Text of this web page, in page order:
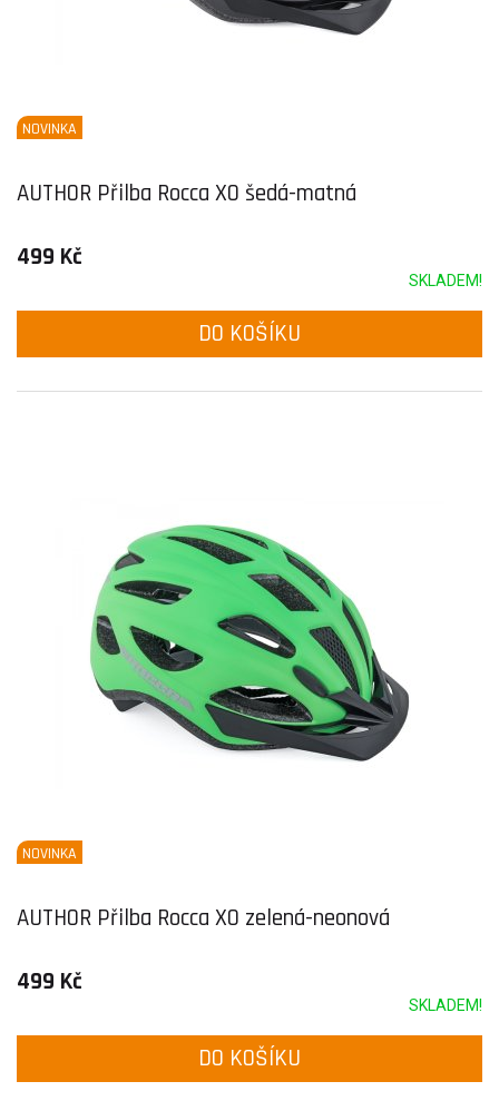
NOVINKA
AUTHOR Přilba Rocca X0 šedá-matná
499 Kč
SKLADEM!
DO KOŠÍKU
NOVINKA
AUTHOR Přilba Rocca X0 zelená-neonová
499 Kč
SKLADEM!
DO KOŠÍKU